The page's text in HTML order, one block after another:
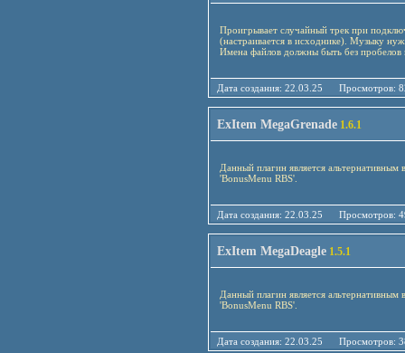
Проигрывает случайный трек при
(настраивается в исходнике). Музыку
Имена файлов должны быть без пробелов
Дата создания: 22.03.25
ExItem MegaGrenade 1.6.1
Данный плагин является
'BonusMenu RBS'.
Дата создания: 22.03.25
ExItem MegaDeagle 1.5.1
Данный плагин является
'BonusMenu RBS'.
Дата создания: 22.03.25